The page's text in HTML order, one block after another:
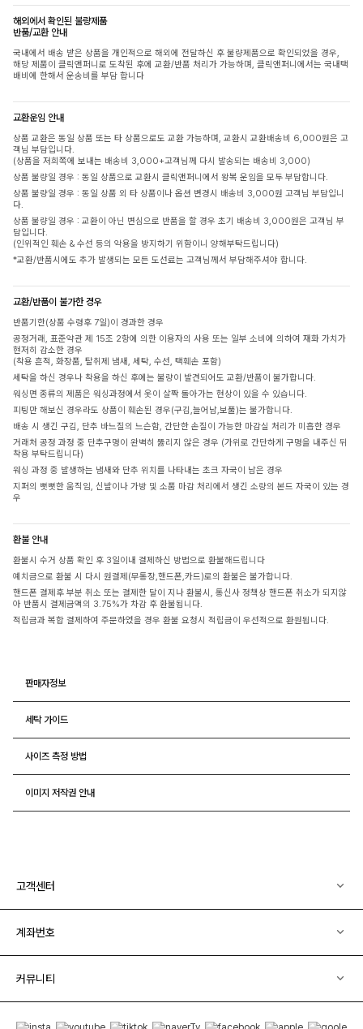
해외에서 확인된 불량제품
반품/교환 안내
국내에서 배송 받은 상품을 개인적으로 해외에 전달하신 후 불량제품으로 확인되었을 경우,
해당 제품이 클릭앤퍼니로 도착된 후에 교환/반품 처리가 가능하며, 클릭앤퍼니에서는 국내택
배비에 한해서 운송비를 부담 합니다
교환운임 안내
상품 교환은 동일 상품 또는 타 상품으로도 교환 가능하며, 교환시 교환배송비 6,000원은 고
객님 부담입니다.
(상품을 저희쪽에 보내는 배송비 3,000+고객님께 다시 발송되는 배송비 3,000)
상품 불량일 경우 : 동일 상품으로 교환시 클릭앤퍼니에서 왕복 운임을 모두 부담합니다.
상품 불량일 경우 : 동일 상품 외 타 상품이나 옵션 변경시 배송비 3,000원 고객님 부담입니
다.
상품 불량일 경우 : 교환이 아닌 변심으로 반품을 할 경우 초기 배송비 3,000원은 고객님 부
담입니다.
(인위적인 훼손 & 수선 등의 악용을 방지하기 위함이니 양해부탁드립니다)
*교환/반품시에도 추가 발생되는 모든 도선료는 고객님께서 부담해주셔야 합니다.
교환/반품이 불가한 경우
반품기한(상품 수령후 7일)이 경과한 경우
공정거래, 표준약관 제 15조 2항에 의한 이용자의 사용 또는 일부 소비에 의하여 재화 가치가
현저히 감소한 경우
(착용 흔적, 화장품, 탈취제 냄새, 세탁, 수선, 택훼손 포함)
세탁을 하신 경우나 착용을 하신 후에는 불량이 발견되어도 교환/반품이 불가합니다.
워싱면 종류의 제품은 워싱과정에서 옷이 살짝 돌아가는 현상이 있을 수 있습니다.
피팅만 해보신 경우라도 상품이 훼손된 경우(구김,늘어남,보풀)는 불가합니다.
배송 시 생긴 구김, 단추 바느질의 느슨함, 간단한 손질이 가능한 마감실 처리가 미흡한 경우
거래처 공정 과정 중 단추구멍이 완벽히 뚫리지 않은 경우 (가위로 간단하게 구멍을 내주신 뒤
착용 부탁드립니다)
워싱 과정 중 발생하는 냄새와 단추 위치를 나타내는 초크 자국이 남은 경우
지퍼의 뻣뻣한 움직임, 신발이나 가방 및 소품 마감 처리에서 생긴 소량의 본드 자국이 있는 경
우
환불 안내
환불시 수거 상품 확인 후 3일이내 결제하신 방법으로 환불해드립니다
예치금으로 환불 시 다시 원결제(무통장,핸드폰,카드)로의 환불은 불가합니다.
핸드폰 결제후 부분 취소 또는 결제한 달이 지나 환불시, 통신사 정책상 핸드폰 취소가 되지않
아 반품시 결제금액의 3.75%가 차감 후 환불됩니다.
적립금과 복합 결제하여 주문하였을 경우 환불 요청시 적립금이 우선적으로 환원됩니다.
판매자정보
세탁 가이드
사이즈 측정 방법
이미지 저작권 안내
고객센터
계좌번호
커뮤니티